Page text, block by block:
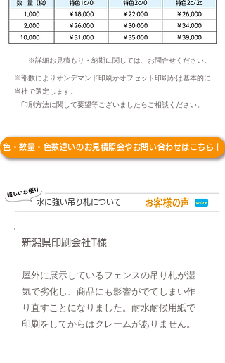
※詳細お見積もり・納期に関しては、お問合せください。
※部数によりオンデマンド印刷かオフセット印刷かは基本的に
当社で選定します。
印刷方法に関して要望等ございましたらご相談ください。
色・数量・色数違いのお見積照会やお問い合わせはこちら！
水に強い吊り札について
新潟県印刷会社T様
屋外に展示しているフェンスの吊り札が湿
気で劣化し、商品にも影響がでてしまい作
り直すことになりました。耐水耐候用紙で
印刷をしてからはクレームがありません。